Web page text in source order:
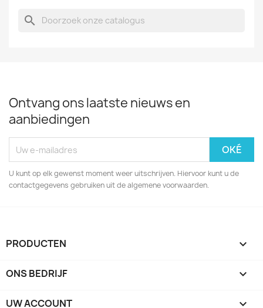
search
Ontvang ons laatste nieuws en
aanbiedingen
U kunt op elk gewenst moment weer uitschrijven. Hiervoor kunt u de
contactgegevens gebruiken uit de algemene voorwaarden.
PRODUCTEN 
ONS BEDRIJF 
UW ACCOUNT 